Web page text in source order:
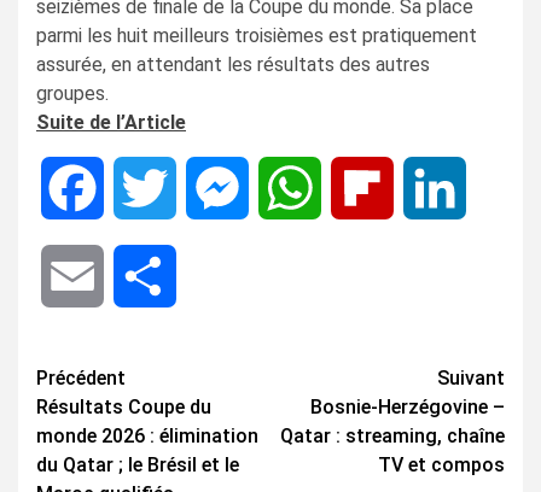
seizièmes de finale de la Coupe du monde. Sa place
parmi les huit meilleurs troisièmes est pratiquement
assurée, en attendant les résultats des autres
groupes.
Suite de l’Article
Facebook Twitter MessengerWhatsApp Flipboard
Email
Navigation
d’article
Précédent
Résultats Coupe du
monde 2026 : élimination
du Qatar ; le Brésil et le
Suivant
Bosnie-Herzégovine –
Qatar : streaming, chaîne
TV et compos